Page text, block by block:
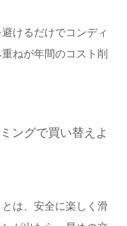
けるだけでコンディ
ねが年間のコスト削
ングで買い替えよ
は、安全に楽しく滑